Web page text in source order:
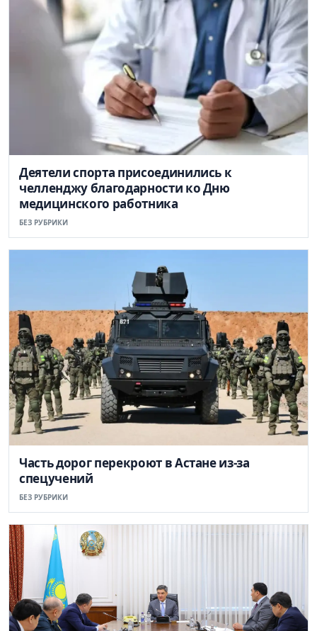
Деятели спорта присоединились к
челленджу благодарности ко Дню
медицинского работника
БЕЗ РУБРИКИ
Часть дорог перекроют в Астане из-за
спецучений
БЕЗ РУБРИКИ